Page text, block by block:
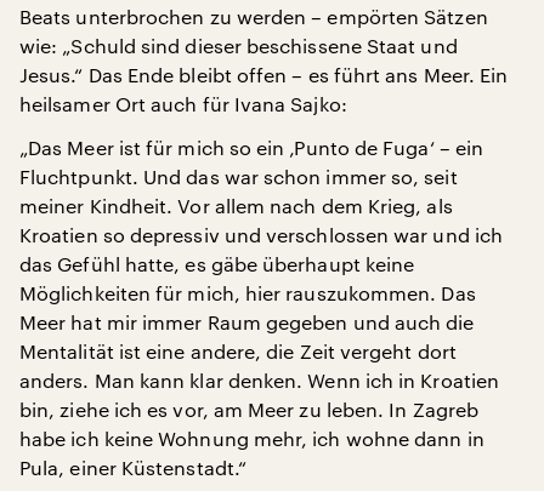
Beats unterbrochen zu werden – empörten Sätzen
wie: „Schuld sind dieser beschissene Staat und
Jesus.“ Das Ende bleibt offen – es führt ans Meer. Ein
heilsamer Ort auch für Ivana Sajko:
„Das Meer ist für mich so ein ‚Punto de Fuga‘ – ein
Fluchtpunkt. Und das war schon immer so, seit
meiner Kindheit. Vor allem nach dem Krieg, als
Kroatien so depressiv und verschlossen war und ich
das Gefühl hatte, es gäbe überhaupt keine
Möglichkeiten für mich, hier rauszukommen. Das
Meer hat mir immer Raum gegeben und auch die
Mentalität ist eine andere, die Zeit vergeht dort
anders. Man kann klar denken. Wenn ich in Kroatien
bin, ziehe ich es vor, am Meer zu leben. In Zagreb
habe ich keine Wohnung mehr, ich wohne dann in
Pula, einer Küstenstadt.“